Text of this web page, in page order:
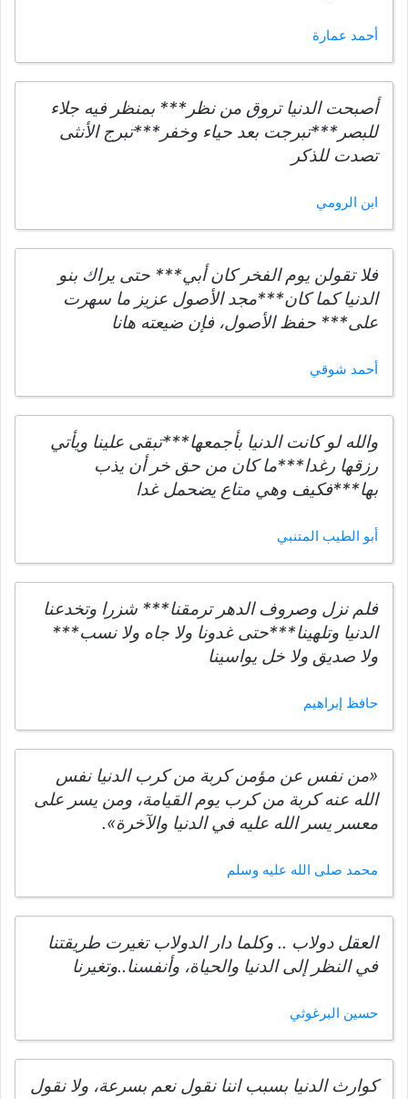
أحمد عمارة
أصبحت الدنيا تروق من نظر*** بمنظر فيه جلاء
للبصر***تبرجت بعد حياء وخفر***تبرج الأنثى
تصدت للذكر
ابن الرومي
فلا تقولن يوم الفخر كان أبي*** حتى يراك بنو
الدنيا كما كان***مجد الأصول عزيز ما سهرت
على*** حفظ الأصول، فإن ضيعته هانا
أحمد شوقي
والله لو كانت الدنيا بأجمعها***تبقى علينا ويأتي
رزقها رغدا***ما كان من حق خر أن يذب
بها***فكيف وهي متاع يضحمل غدا
أبو الطيب المتنبي
فلم نزل وصروف الدهر ترمقنا*** شزرا وتخدعنا
الدنيا وتلهينا***حتى غدونا ولا جاه ولا نسب***
ولا صديق ولا خل يواسينا
حافظ إبراهيم
«من نفس عن مؤمن كربة من كرب الدنيا نفس
الله عنه كربة من كرب يوم القيامة، ومن يسر على
معسر يسر الله عليه في الدنيا والآخرة».
محمد صلى الله عليه وسلم
العقل دولاب .. وكلما دار الدولاب تغيرت طريقتنا
في النظر إلى الدنيا والحياة، وأنفسنا..وتغيرنا
حسين البرغوثي
كوارث الدنيا بسبب اننا نقول نعم بسرعة، ولا نقول